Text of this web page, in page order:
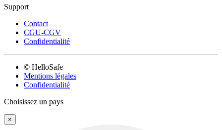
Support
Contact
CGU-CGV
Confidentialité
© HelloSafe
Mentions légales
Confidentialité
Choisissez un pays
×